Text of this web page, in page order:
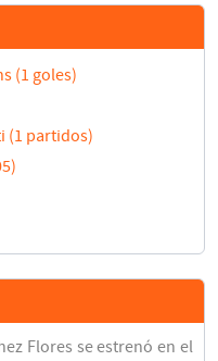
(1 goles)
(1 partidos)
Flores se estrenó en el